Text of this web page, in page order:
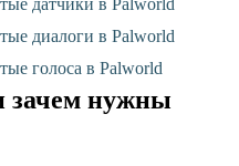
датчики в Palworld
диалоги в Palworld
голоса в Palworld
зачем нужны